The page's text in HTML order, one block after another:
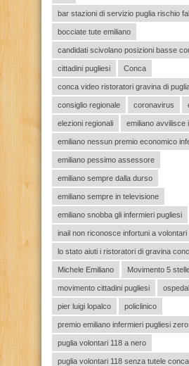
bar stazioni di servizio puglia rischio
bocciate tute emiliano
candidati scivolano posizioni basse
cittadini pugliesi Conca
conca video ristoratori gravina di
consiglio regionale coronavirus
elezioni regionali emiliano avvilisce
emiliano nessun premio economico
emiliano pessimo assessore
emiliano sempre dalla durso
emiliano sempre in televisione
emiliano snobba gli infermieri pugliesi
inail non riconosce infortuni a volontari
lo stato aiuti i ristoratori di gravina
Michele Emiliano Movimento 5
movimento cittadini pugliesi
pier luigi lopalco policlinico
premio emiliano infermieri pugliesi zero
puglia volontari 118 a nero
puglia volontari 118 senza tutele conca